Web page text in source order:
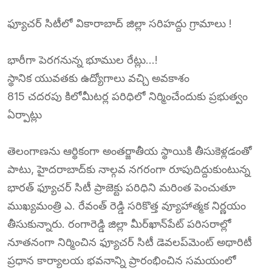
ఫ్యూచర్ సిటీలో వికారాబాద్ జిల్లా సరిహద్దు గ్రామాలు !
భారీగా పెరగనున్న భూముల రేట్లు…!
స్థానిక యువతకు ఉద్యోగాలు వచ్చి అవకాశం
815 చదరపు కిలోమీటర్ల పరిధిలో నిర్మించేందుకు ప్రభుత్వం
ఏర్పాట్లు
తెలంగాణను ఆర్థికంగా అంతర్జాతీయ స్థాయికి తీసుకెళ్లడంతో
పాటు, హైదరాబాద్‌కు నాల్గవ నగరంగా రూపుదిద్దుకుంటున్న
భారత్ ఫ్యూచర్ సిటీ ప్రాజెక్టు పరిధిని మరింత పెంచుతూ
ముఖ్యమంత్రి ఎ. రేవంత్ రెడ్డి సరికొత్త వ్యూహాత్మక నిర్ణయం
తీసుకున్నారు. రంగారెడ్డి జిల్లా మీర్‌ఖాన్‌పేట్ పరిసరాల్లో
నూతనంగా నిర్మించిన ఫ్యూచర్ సిటీ డెవలప్‌మెంట్ అథారిటీ
ప్రధాన కార్యాలయ భవనాన్ని ప్రారంభించిన సమయంలో